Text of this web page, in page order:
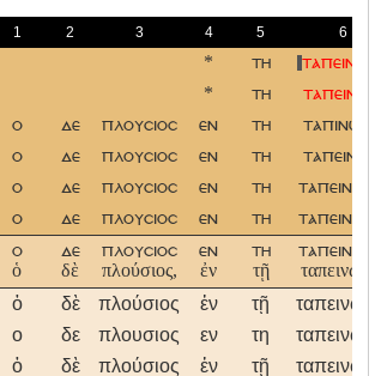
1 2 3 4 5 6
* τη
* τη
ο δε πλουσιοσ εν τη
ο δε πλουσιοσ εν τη
ο δε πλουσιοσ εν τη
ο δε πλουσιοσ εν τη
ο
ὁ
δε
δὲ
πλουσιοσ
πλούσιος,
εν
ἐν
τη
τῇ
ὁ δὲ πλούσιος ἐν τῇ
ο δε πλουσιος εν τη
ὁ δὲ πλούσιος ἐν τῇ